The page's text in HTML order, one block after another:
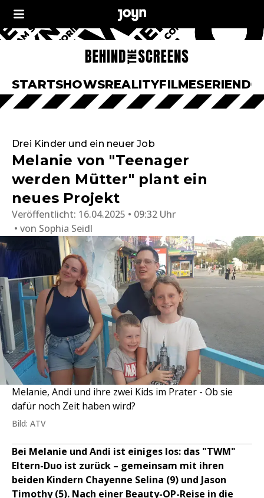
STARTSHOWSREALITYFILMESERIEN
Drei Kinder und ein neuer Job
Melanie von "Teenager
werden Mütter" plant ein
neues Projekt
Veröffentlicht: 16.04.2025 • 09:32 Uhr
von Sophia Seidl
Melanie, Andi und ihre zwei Kids im Prater - Ob sie
dafür noch Zeit haben wird?
Bild: ATV
Bei Melanie und Andi ist einiges los: das "TWM"
Eltern-Duo ist zurück – gemeinsam mit ihren
beiden Kindern Chayenne Selina (9) und Jason
Timothy (5). Nach einer Beauty-OP-Reise in die